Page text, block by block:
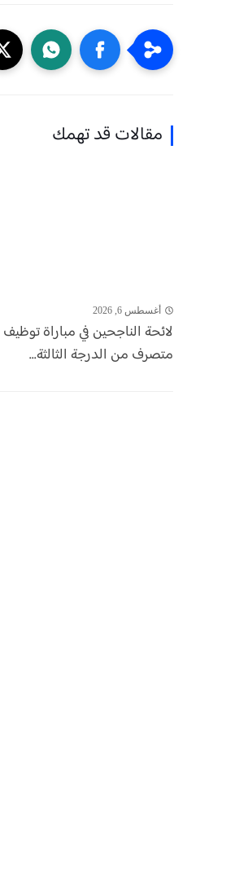
مقالات قد تهمك
أغسطس 6, 2026
متصرف من الدرجة الثالثة...